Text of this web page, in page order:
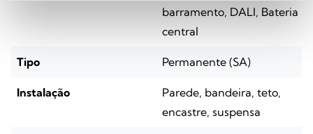
barramento, DALI, Bateria
central
Tipo Permanente (SA)
Instalação
Parede, bandeira, teto,
encastre, suspensa